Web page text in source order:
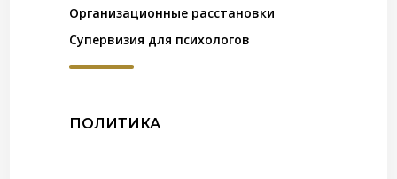
Организационные расстановки
Супервизия для психологов
ПОЛИТИКА